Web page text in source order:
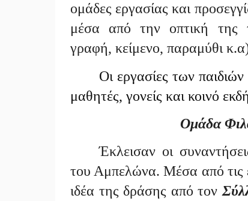
ομάδες εργασίας και
μέσα από την οπτική της
γραφή, κείμενο, παραμύθι
Οι εργασίες των
μαθητές, γονείς και κοινό
Ομάδα
Έκλεισαν οι
του Αμπελώνα. Μέσα από τις
ιδέα της δράσης από τον